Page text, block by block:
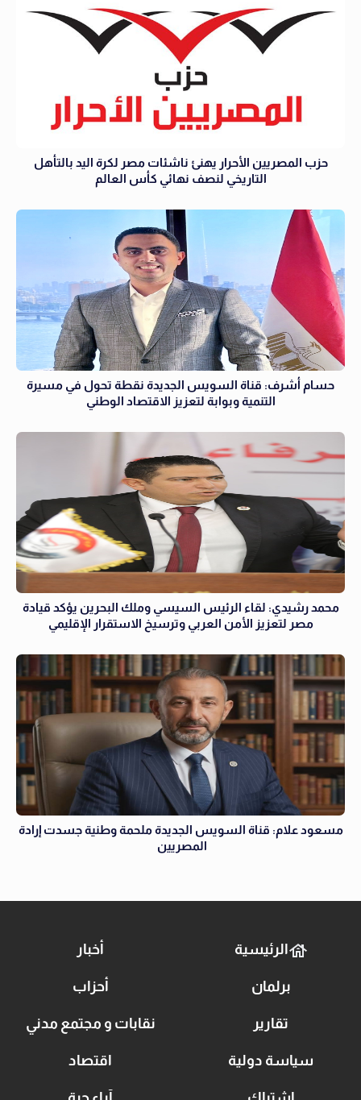
حزب المصريين الأحرار يهنئ ناشئات مصر لكرة اليد بالتأهل
التاريخي لنصف نهائي كأس العالم
حسام أشرف: قناة السويس الجديدة نقطة تحول في مسيرة
التنمية وبوابة لتعزيز الاقتصاد الوطني
محمد رشيدي: لقاء الرئيس السيسي وملك البحرين يؤكد قيادة
مصر لتعزيز الأمن العربي وترسيخ الاستقرار الإقليمي
مسعود علام: قناة السويس الجديدة ملحمة وطنية جسدت إرادة
المصريين
الرئيسية أخبار
برلمان أحزاب
تقارير نقابات و مجتمع مدني
سياسة دولية اقتصاد